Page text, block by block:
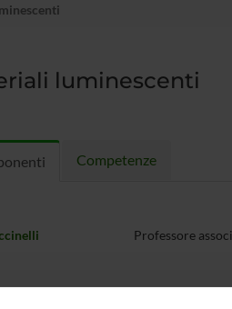
luminescenti
Competenze
Professore